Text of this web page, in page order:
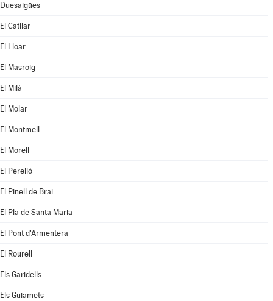
Duesaigües
El Catllar
El Lloar
El Masroig
El Milà
El Molar
El Montmell
El Morell
El Perelló
El Pinell de Brai
El Pla de Santa Maria
El Pont d'Armentera
El Rourell
Els Garidells
Els Guiamets